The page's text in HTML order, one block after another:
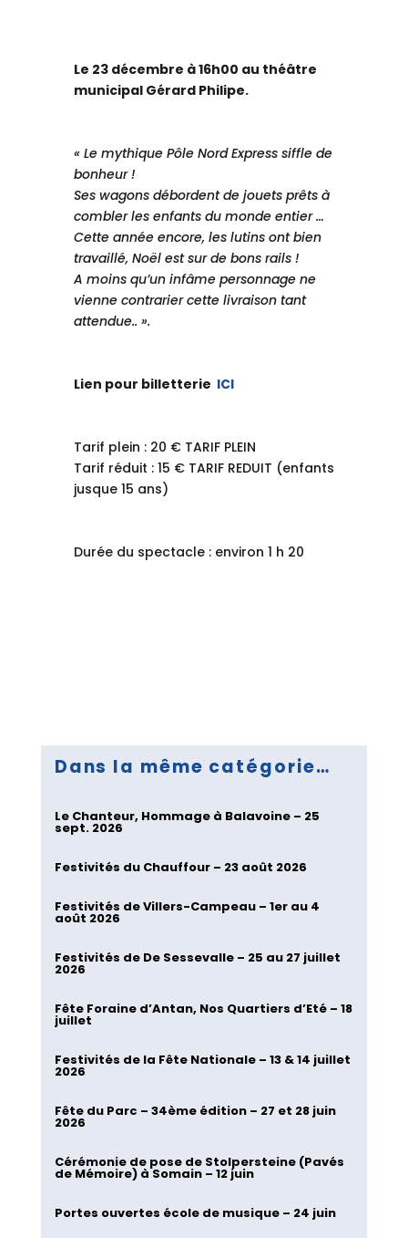
Le 23 décembre à 16h00 au théâtre
municipal Gérard Philipe.
« Le mythique Pôle Nord Express siffle de
bonheur !
Ses wagons débordent de jouets prêts à
combler les enfants du monde entier …
Cette année encore, les lutins ont bien
travaillé, Noël est sur de bons rails !
A moins qu’un infâme personnage ne
vienne contrarier cette livraison tant
attendue.. ».
Lien pour billetterie ICI
Tarif plein : 20 € TARIF PLEIN
Tarif réduit : 15 € TARIF REDUIT (enfants
jusque 15 ans)
Durée du spectacle : environ 1 h 20
Dans la même catégorie…
Le Chanteur, Hommage à Balavoine – 25
sept. 2026
Festivités du Chauffour – 23 août 2026
Festivités de Villers-Campeau – 1er au 4
août 2026
Festivités de De Sessevalle – 25 au 27 juillet
2026
Fête Foraine d’Antan, Nos Quartiers d’Eté – 18
juillet
Festivités de la Fête Nationale – 13 & 14 juillet
2026
Fête du Parc – 34ème édition – 27 et 28 juin
2026
Cérémonie de pose de Stolpersteine (Pavés
de Mémoire) à Somain – 12 juin
Portes ouvertes école de musique – 24 juin